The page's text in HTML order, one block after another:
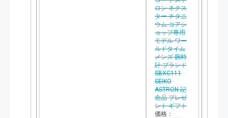
ロン ネクス
ター チタニ
ウム コアシ
ョップ専用
モデル ワー
ルドタイム
メンズ 腕時
計 ブランド
SBXC111
SEIKO
ASTRON 記
念品 プレゼ
ント ギフト
価格：